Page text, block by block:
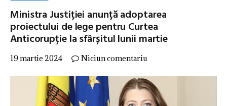
Ministra Justiției anunță adoptarea
proiectului de lege pentru Curtea
Anticorupție la sfârșitul lunii martie
19 martie 2024 Niciun comentariu